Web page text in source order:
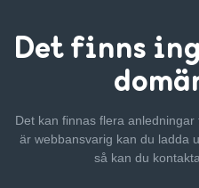
Det finns
Det kan finnas flera
är webbansvarig kan du ladda
så kan du